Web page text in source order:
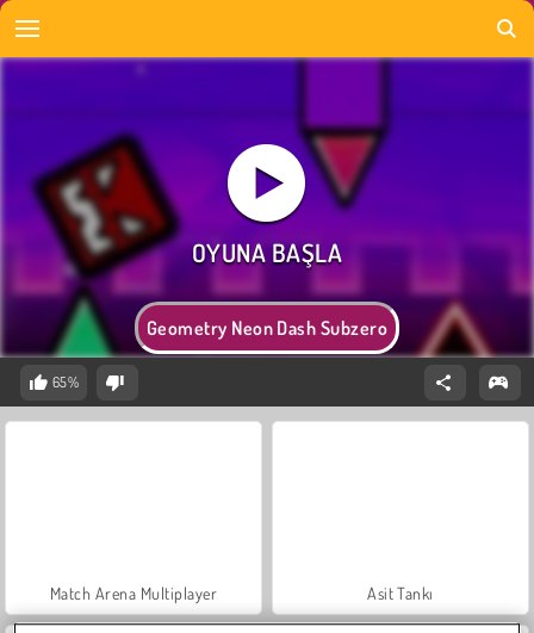
Geometry Neon Dash Subzero
65%
Match Arena Multiplayer Asit Tankı